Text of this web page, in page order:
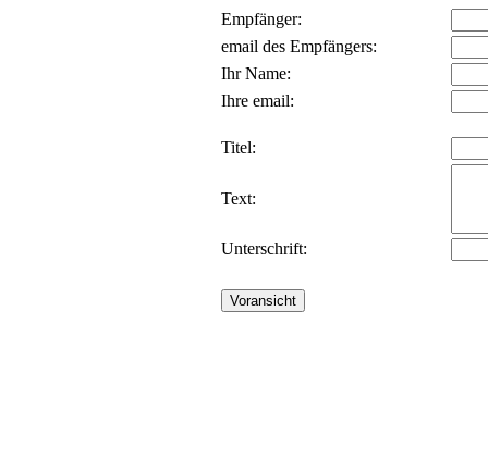
Empfänger:
email des Empfängers:
Ihr Name:
Ihre email:
Titel:
Text:
Unterschrift: